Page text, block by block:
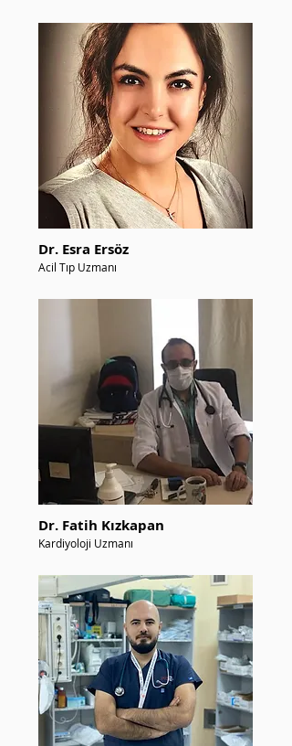
Dr. Esra Ersöz
Acil Tıp Uzmanı
Dr. Fatih Kızkapan
Kardiyoloji Uzmanı